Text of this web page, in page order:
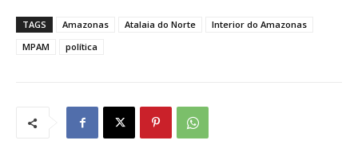
TAGS Amazonas Atalaia do Norte
Interior do Amazonas
MPAM
política